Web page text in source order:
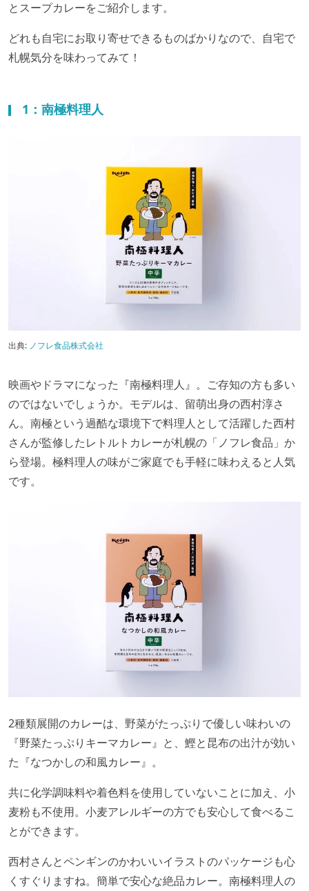
とスープカレーをご紹介します。
どれも自宅にお取り寄せできるものばかりなので、自宅で
札幌気分を味わってみて！
1：南極料理人
出典: ノフレ食品株式会社
映画やドラマになった『南極料理人』。ご存知の方も多い
のではないでしょうか。モデルは、留萌出身の西村淳さ
ん。南極という過酷な環境下で料理人として活躍した西村
さんが監修したレトルトカレーが札幌の「ノフレ食品」か
ら登場。極料理人の味がご家庭でも手軽に味わえると人気
です。
2種類展開のカレーは、野菜がたっぷりで優しい味わいの
『野菜たっぷりキーマカレー』と、鰹と昆布の出汁が効い
た『なつかしの和風カレー』。
共に化学調味料や着色料を使用していないことに加え、小
麦粉も不使用。小麦アレルギーの方でも安心して食べるこ
とができます。
西村さんとペンギンのかわいいイラストのパッケージも心
くすぐりますね。簡単で安心な絶品カレー。南極料理人の